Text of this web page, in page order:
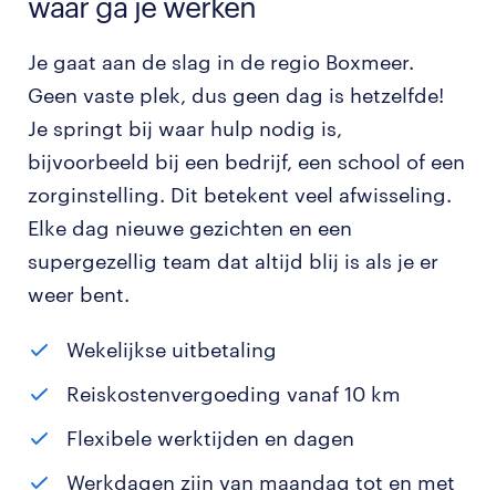
Je gaat aan de slag in de regio Boxmeer.
Geen vaste plek, dus geen dag is hetzelfde!
Je springt bij waar hulp nodig is,
bijvoorbeeld bij een bedrijf, een school of een
zorginstelling. Dit betekent veel afwisseling.
Elke dag nieuwe gezichten en een
supergezellig team dat altijd blij is als je er
weer bent.
Wekelijkse uitbetaling
Reiskostenvergoeding vanaf 10 km
Flexibele werktijden en dagen
Werkdagen zijn van maandag tot en met